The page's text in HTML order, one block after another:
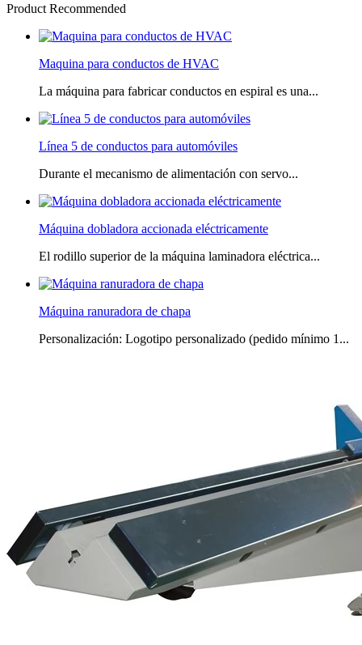
Product Recommended
Maquina para conductos de HVAC
La máquina para fabricar conductos en espiral es una...
Línea 5 de conductos para automóviles
Durante el mecanismo de alimentación con servo...
Máquina dobladora accionada eléctricamente
El rodillo superior de la máquina laminadora eléctrica...
Máquina ranuradora de chapa
Personalización: Logotipo personalizado (pedido mínimo 1...